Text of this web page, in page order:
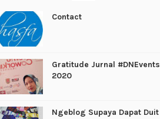
Contact
Gratitude Jurnal #DNEvents
2020
Ngeblog Supaya Dapat Duit